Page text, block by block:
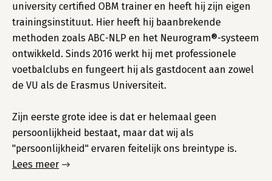
university certified OBM trainer en heeft hij zijn eigen
trainingsinstituut. Hier heeft hij baanbrekende
methoden zoals ABC-NLP en het Neurogram®-systeem
ontwikkeld. Sinds 2016 werkt hij met professionele
voetbalclubs en fungeert hij als gastdocent aan zowel
de VU als de Erasmus Universiteit.
Zijn eerste grote idee is dat er helemaal geen
persoonlijkheid bestaat, maar dat wij als
"persoonlijkheid" ervaren feitelijk ons breintype is.
Lees meer